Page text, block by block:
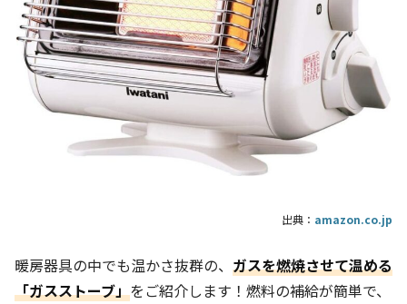
出典： amazon.co.jp
暖房器具の中でも温かさ抜群の、 ガスを燃焼させて温める
「ガスストーブ」をご紹介します！燃料の補給が簡単で、